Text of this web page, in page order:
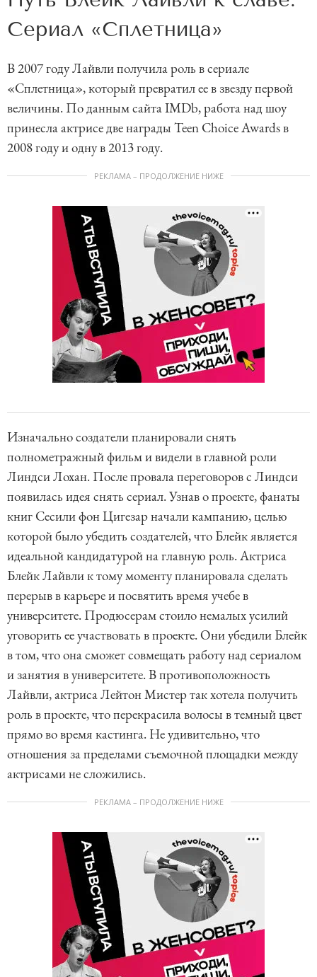
Сериал «Сплетница»
В 2007 году Лайвли получила роль в сериале
«Сплетница», который превратил ее в звезду первой
величины. По данным сайта IMDb, работа над шоу
принесла актрисе две награды Teen Choice Awards в
2008 году и одну в 2013 году.
РЕКЛАМА – ПРОДОЛЖЕНИЕ НИЖЕ
Изначально создатели планировали снять
полнометражный фильм и видели в главной роли
Линдси Лохан. После провала переговоров с Линдси
появилась идея снять сериал. Узнав о проекте, фанаты
книг Сесили фон Цигезар начали кампанию, целью
которой было убедить создателей, что Блейк является
идеальной кандидатурой на главную роль. Актриса
Блейк Лайвли к тому моменту планировала сделать
перерыв в карьере и посвятить время учебе в
университете. Продюсерам стоило немалых усилий
уговорить ее участвовать в проекте. Они убедили Блейк
в том, что она сможет совмещать работу над сериалом
и занятия в университете. В противоположность
Лайвли, актриса Лейтон Мистер так хотела получить
роль в проекте, что перекрасила волосы в темный цвет
прямо во время кастинга. Не удивительно, что
отношения за пределами съемочной площадки между
актрисами не сложились.
РЕКЛАМА – ПРОДОЛЖЕНИЕ НИЖЕ